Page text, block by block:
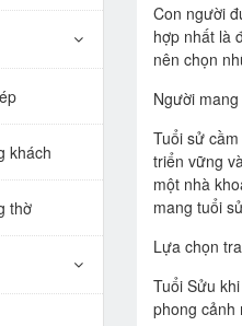
Con người
hợp nhất là
nên chọn
Người
Tuổi sử
triển vững
một nhà
mang tuổi
Lựa chọn
Tuổi Sửu
phong cảnh
khách
thờ